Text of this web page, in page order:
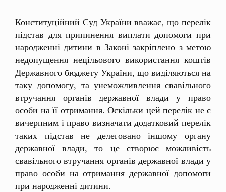
Конституційний Суд України вважає, що перелік
підстав для припинення виплати допомоги при
народженні дитини в Законі закріплено з метою
недопущення нецільового використання коштів
Державного бюджету України, що виділяються на
таку допомогу, та унеможливлення свавільного
втручання органів державної влади у право
особи на її отримання. Оскільки цей перелік не є
вичерпним і право визначати додатковий перелік
таких підстав не делеговано іншому органу
державної влади, то це створює можливість
свавільного втручання органів державної влади у
право особи на отримання державної допомоги
при народженні дитини.